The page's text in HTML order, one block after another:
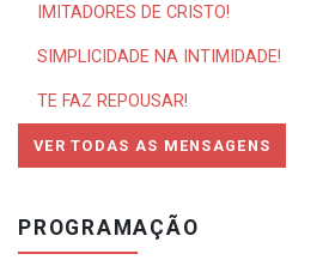
IMITADORES DE CRISTO!
SIMPLICIDADE NA INTIMIDADE!
TE FAZ REPOUSAR!
VER TODAS AS MENSAGENS
PROGRAMAÇÃO